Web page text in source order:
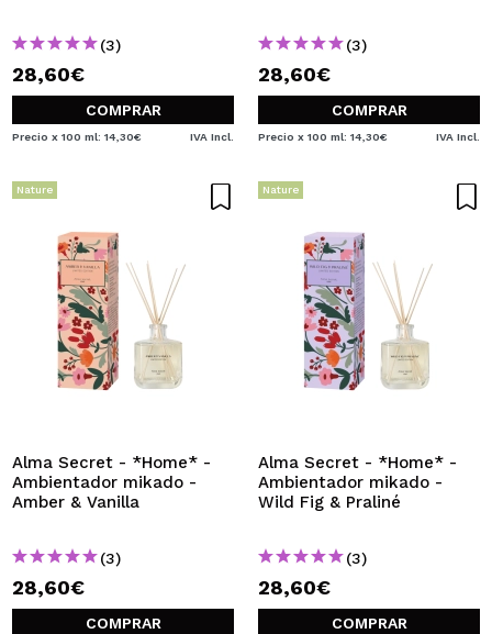
(3)
28,60€
COMPRAR
Precio x 100 ml: 14,30€ IVA Incl.
(3)
28,60€
COMPRAR
Precio x 100 ml: 14,30€ IVA Incl.
Nature
Alma Secret - *Home* -
Ambientador mikado -
Amber & Vanilla
(3)
28,60€
COMPRAR
Nature
Alma Secret - *Home* -
Ambientador mikado -
Wild Fig & Praliné
(3)
28,60€
COMPRAR